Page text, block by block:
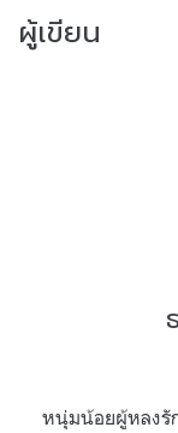
ผู้เขียน
หนุ่มน้อยผู้หลง